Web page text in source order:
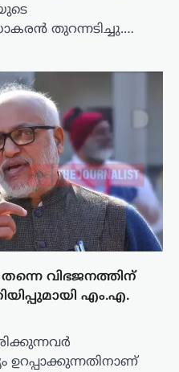
തുറന്നടിച്ചു.…
വിഭജനത്തിന്
എം.എ.